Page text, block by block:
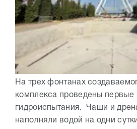
На трех фонтанах
комплекса проведены первые
гидроиспытания. Чаши и
наполняли водой на одни